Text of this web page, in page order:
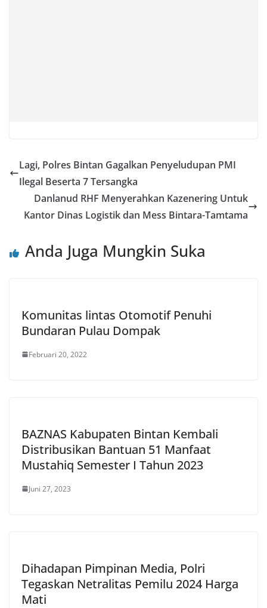
Lagi, Polres Bintan Gagalkan Penyeludupan PMI
Ilegal Beserta 7 Tersangka
Danlanud RHF Menyerahkan Kazenering Untuk
Kantor Dinas Logistik dan Mess Bintara-Tamtama
Anda Juga Mungkin Suka
Komunitas lintas Otomotif Penuhi
Bundaran Pulau Dompak
Februari 20, 2022
BAZNAS Kabupaten Bintan Kembali
Distribusikan Bantuan 51 Manfaat
Mustahiq Semester I Tahun 2023
Juni 27, 2023
Dihadapan Pimpinan Media, Polri
Tegaskan Netralitas Pemilu 2024 Harga
Mati